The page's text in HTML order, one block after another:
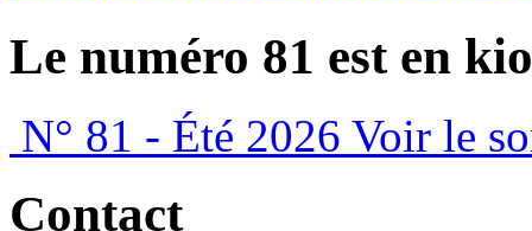
Le numéro 81 est en
N° 81 - Été 2026 Voir le
Contact